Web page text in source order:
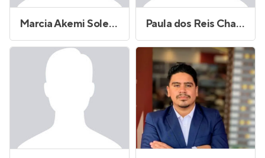
Marcia Akemi Solera Saito de Oliveira Paula dos Reis Chagas